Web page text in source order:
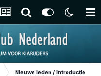
Nieuwe leden / Introductie